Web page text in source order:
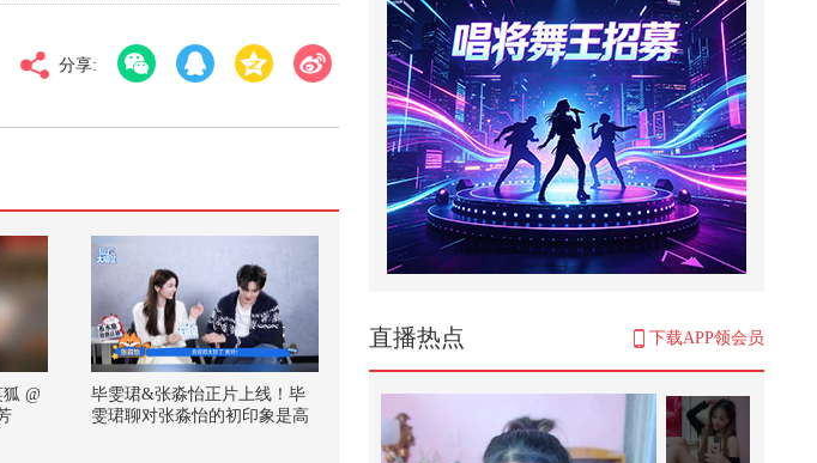
13,715
这黑锅我克不背！# 搞笑视频
1,751
#2026秋季搜狐视频关注流大会 #地
球online秋关副本 #一不小心就潮...
5,274
帮助小女孩辨别坏人
@曾可妮 专访上线！提前做好耐力
训练准备简直斗志满满！新歌3.29
即...
2,686
分享:
直播热点 下载APP领会员
@
毕雯珺&张淼怡正片上线！毕
雯珺聊对张淼怡的初印象是高